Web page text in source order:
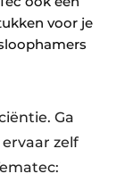
voor je
Ga
zelf